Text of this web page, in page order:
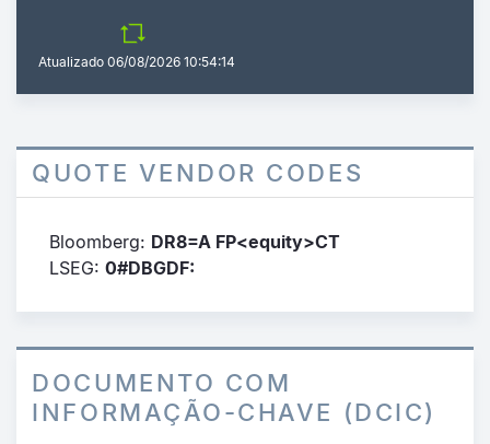
Atualizado 06/08/2026 10:54:14
QUOTE VENDOR CODES
Bloomberg: DR8=A FP<equity>CT
LSEG: 0#DBGDF:
DOCUMENTO COM
INFORMAÇÃO-CHAVE (DCIC)